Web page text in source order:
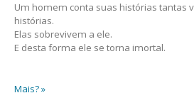
Um homem conta suas histórias tantas
histórias.
Elas sobrevivem a ele.
E desta forma ele se torna imortal.
Mais? »